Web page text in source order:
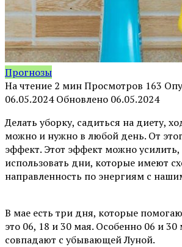
Прогнозы
На чтение 2 минПросмотров 163
06.05.2024 Обновлено 06.05.2024
Делать уборку, садиться на диету,
можно и нужно в любой день. От
эффект. Этот эффект можно усилить,
использовать дни, которые имеют
направленность по энергиям с
В мае есть три дня, которые
это 06, 18 и 30 мая. Особенно 06 и 30
совпадают с убывающей Луной.